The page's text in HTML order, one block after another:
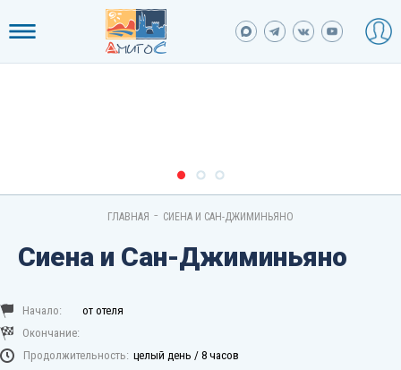
ГЛАВНАЯ - СИЕНА И САН-ДЖИМИНЬЯНО
Сиена и Сан-Джиминьяно
Начало:
от отеля
Окончание:
Продолжительность: целый день / 8 часов